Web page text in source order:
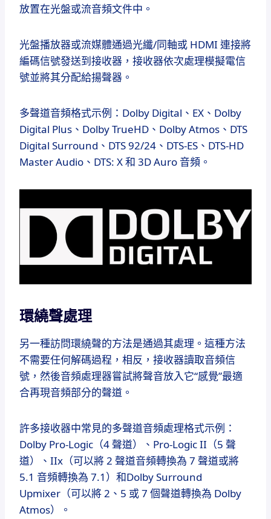
放置在光盤或流音頻文件中。
光盤播放器或流媒體通過光纖/同軸或 HDMI 連接將
編碼信號發送到接收器，接收器依次處理模擬電信
號並將其分配給揚聲器。
多聲道音頻格式示例：Dolby Digital、EX、Dolby
Digital Plus、Dolby TrueHD、Dolby Atmos、DTS
Digital Surround、DTS 92/24、DTS-ES、DTS-HD
Master Audio、DTS: X 和 3D Auro 音頻。
環繞聲處理
另一種訪問環繞聲的方法是通過其處理。 這種方法
不需要任何解碼過程，相反，接收器讀取音頻信
號，然後音頻處理器嘗試將聲音放入它“感覺”最適
合再現音頻部分的聲道。
許多接收器中常見的多聲道音頻處理格式示例：
Dolby Pro-Logic（4 聲道）、Pro-Logic II（5 聲
道）、IIx（可以將 2 聲道音頻轉換為 7 聲道或將
5.1 音頻轉換為 7.1）和Dolby Surround
Upmixer（可以將 2、5 或 7 個聲道轉換為 Dolby
Atmos）。